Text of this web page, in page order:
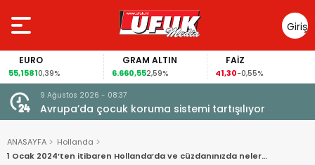
Giriş
Yap
GRAM ALTIN
6.660,55 2,59%
FAİZ
41,30 97,57
9 Ağustos 2026 - 08:37
Avrupa’da çocuk koruma sistemi tartışılıyor
ANASAYFA
Hollanda
1 Ocak 2024’ten itibaren Hollanda’da ve cüzdanınızda neler